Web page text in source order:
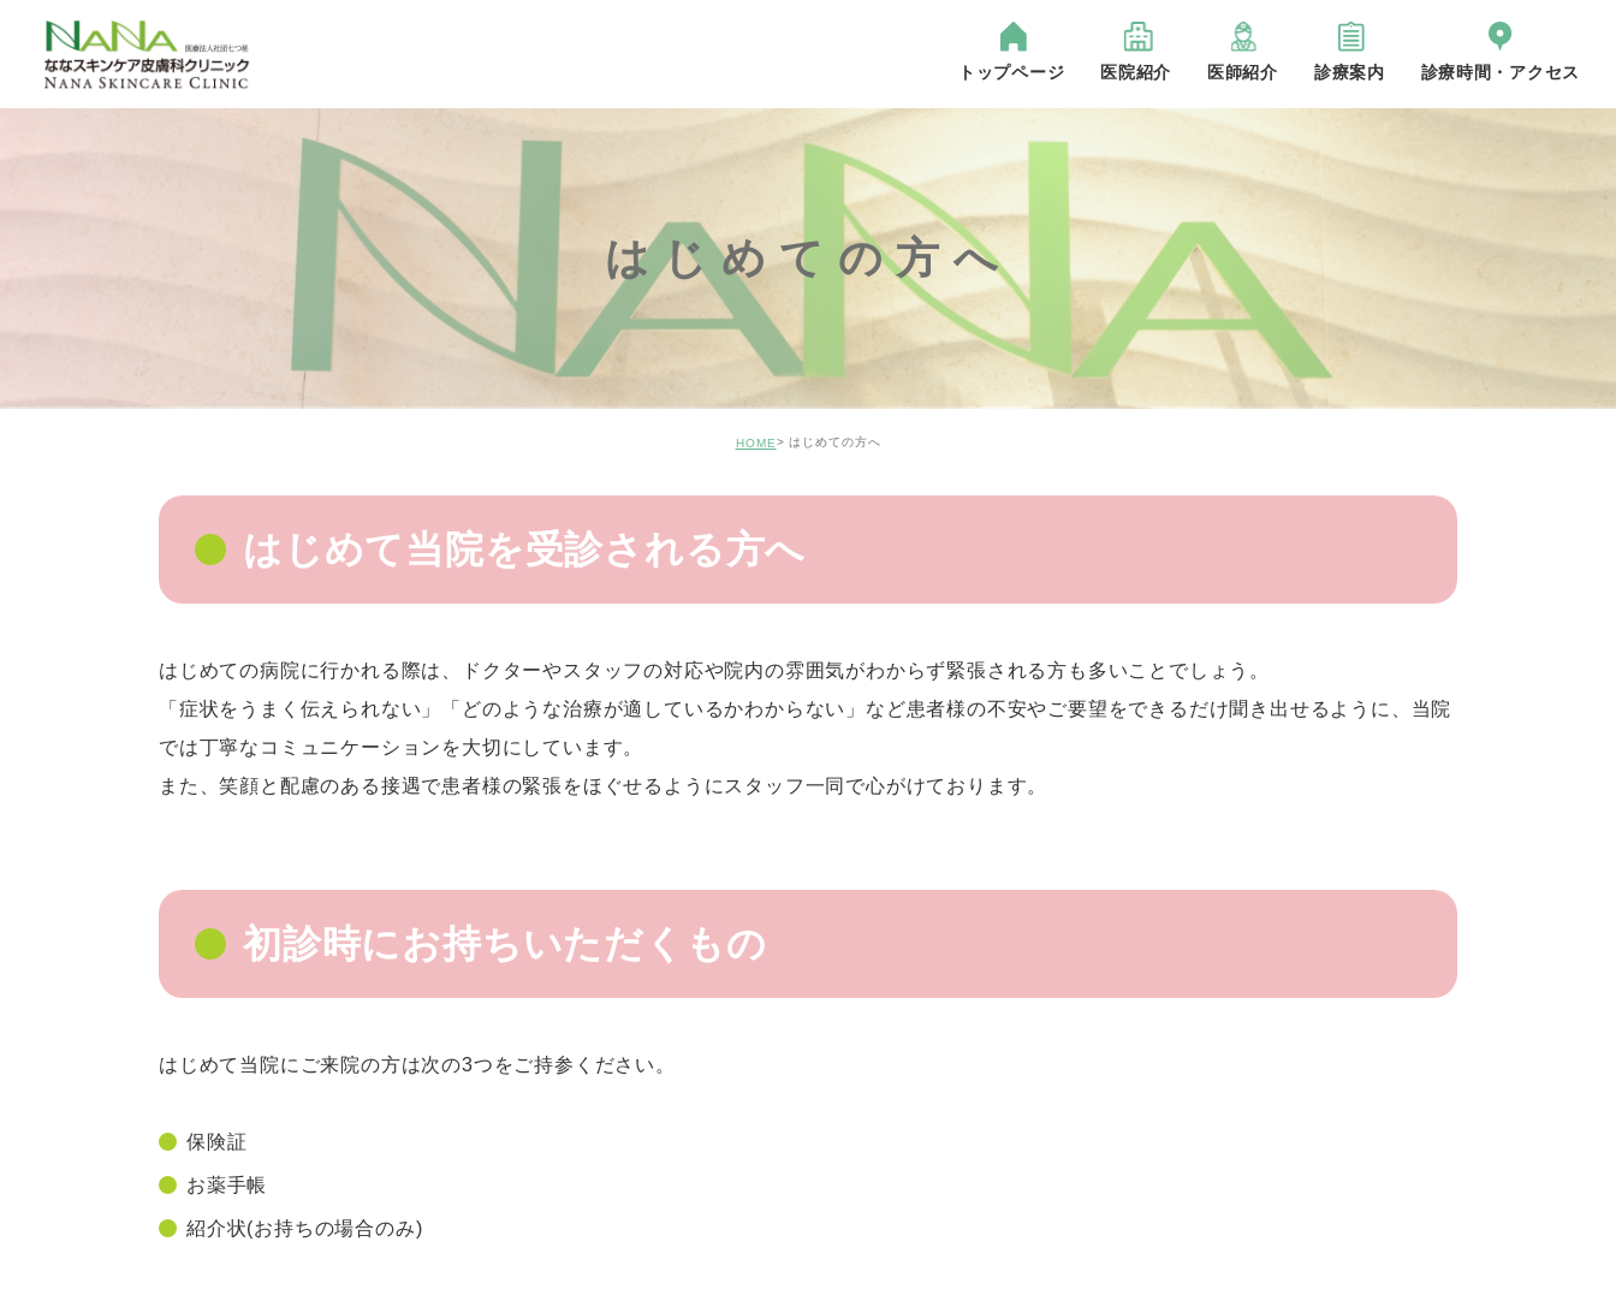
トップページ 医院紹介 医師紹介 診療案内 診療時間・アクセス
はじめての方へ
HOME はじめての方へ
はじめて当院を受診される方へ
はじめての病院に行かれる際は、ドクターやスタッフの対応や院内の雰囲気がわからず緊張される方も多いことでしょう。
「症状をうまく伝えられない」「どのような治療が適しているかわからない」など患者様の不安やご要望をできるだけ聞き出せるように、当院
では丁寧なコミュニケーションを大切にしています。
また、笑顔と配慮のある接遇で患者様の緊張をほぐせるようにスタッフ一同で心がけております。
初診時にお持ちいただくもの
はじめて当院にご来院の方は次の3つをご持参ください。
保険証
お薬手帳
紹介状(お持ちの場合のみ)